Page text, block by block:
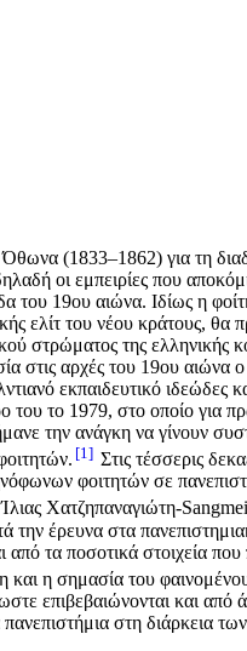
(1833–1862) για τη
οι εμπειρίες που
του 19ου αιώνα. Ιδίως η
ελίτ του νέου κράτους, θα
στρώματος της ελληνικής
στις αρχές του 19ου
εκπαιδευτικό ιδεώδες
του το 1979, στο οποίο για
την ανάγκη να γίνουν
1
Στις τέσσερις
φοιτητών σε
Χατζηπαναγιώτη-
την έρευνα στα
τα ποσοτικά στοιχεία
και η σημασία του
επιβεβαιώνονται και από
στη διάρκεια